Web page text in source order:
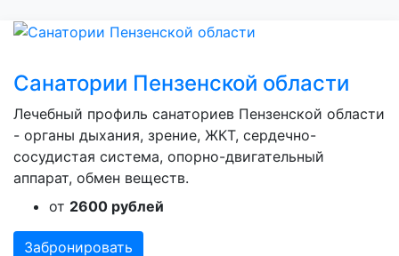
Санатории Пензенской области
Лечебный профиль санаториев Пензенской области
- органы дыхания, зрение, ЖКТ, сердечно-
сосудистая система, опорно-двигательный
аппарат, обмен веществ.
от 2600 рублей
Забронировать